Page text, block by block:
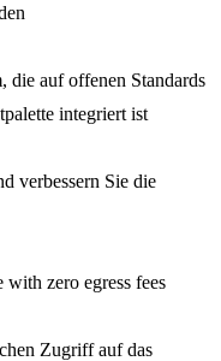
die auf offenen Standards
integriert ist
verbessern Sie die
with zero egress fees
Zugriff auf das